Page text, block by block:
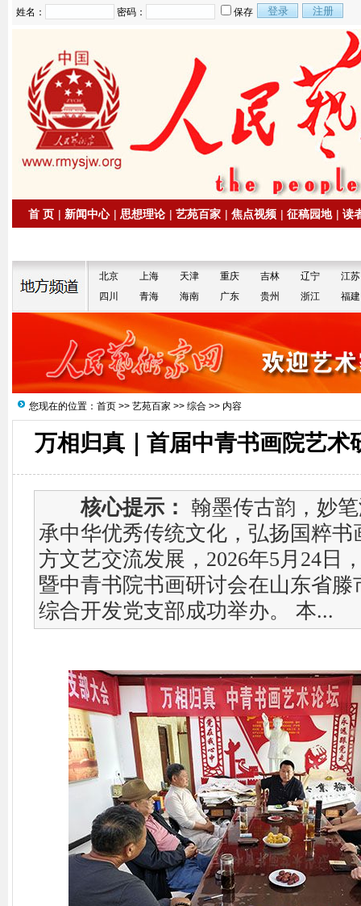
姓名： 密码： 保存
首 页 | 新闻中心 | 思想理论 | 艺苑百家 | 焦点视频 | 征稿园地 | 读
北京 上海 天津 重庆 吉林 辽宁
江苏
四川
青海 海南 广东 贵州 浙江 福建
您现在的位置： 首页 >> 艺苑百家 >> 综合 >> 内容
万相归真｜首届中青书画院艺术
核心提示： 翰墨传古韵，妙
承中华优秀传统文化，弘扬国粹书
方文艺交流发展，2026年5月24日
暨中青书院书画研讨会在山东省滕
综合开发党支部成功举办。 本...